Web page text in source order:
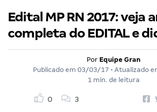
Edital MP RN 2017: veja
completa do EDITAL e
Por Equipe Gran
Publicado em 03/03/17 • Atualizado
1 min. de leitura
0 3